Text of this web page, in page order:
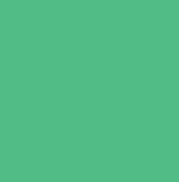
Packs
à l'utilisation avec des